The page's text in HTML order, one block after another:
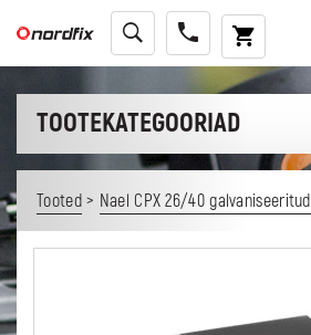
TOOTEKATEGOORIAD
Tooted> Nael CPX 26/40 galvaniseeritud